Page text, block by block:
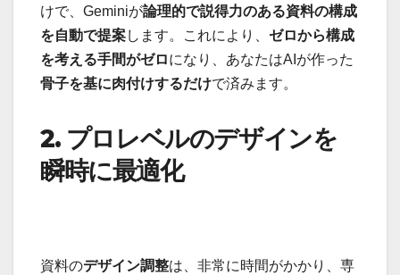
けで、Geminiが論理的で説得力のある資料の構成
を自動で提案します。これにより、 ゼロから構成
を考える手間がゼロになり、あなたはAIが作った
骨子を基に肉付けするだけで済みます。
2. プロレベルのデザインを
瞬時に最適化
資料のデザイン調整は、非常に時間がかかり、専